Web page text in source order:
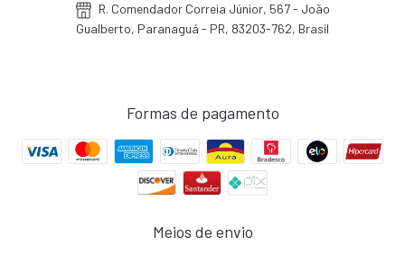
R. Comendador Correia Júnior, 567 - João
Gualberto, Paranaguá - PR, 83203-762, Brasil
Formas de pagamento
Meios de envio